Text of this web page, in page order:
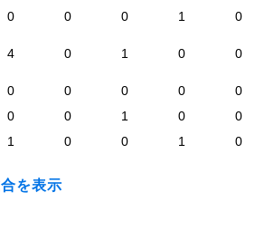
0 0 0 1 0
4 0 1 0 0
0 0 0 0 0
0 0 1 0 0
1 0 0 1 0
を表示